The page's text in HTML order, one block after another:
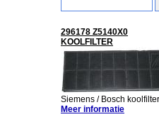
296178 Z5140X0
KOOLFILTER
Siemens / Bosch koolfilter
Meer informatie